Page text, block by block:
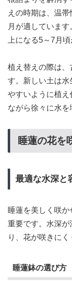
えの時期は、温
月が適していま
上になる5～7月
植え替えの際は、
す。新しい土は水
やすいように植え
ながら徐々に水を
睡蓮の花を
最適な水深と
睡蓮を美しく咲
重要です。水深
り、花が咲きにく
睡蓮鉢の選び方